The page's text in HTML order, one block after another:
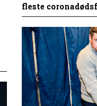
fleste